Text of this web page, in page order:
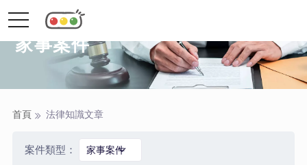
toggle
家事案件
首頁 法律知識文章
案件類型：